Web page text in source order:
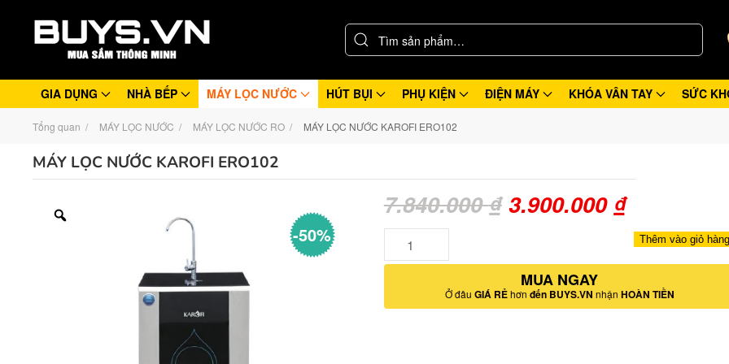
GIA DỤNG NHÀ BẾP MÁY LỌC NƯỚC HÚT BỤI PHỤ KIỆN ĐIỆN MÁY KHÓA VÂN TAY SỨC
Tổng quan MÁY LỌC NƯỚC MÁY LỌC NƯỚC RO MÁY LỌC NƯỚC KAROFI ERO102
MÁY LỌC NƯỚC KAROFI ERO102
-50%
7.840.000₫ Giá
là:
7.840.000 ₫.
3.900.000 ₫Giá
hiện
tại
là:
lượng
Thêm vào giỏ hàng
MUA NGAY
Ở đâu GIÁ RẺhơn đến BUYS.VN nhận HOÀN TIỀN